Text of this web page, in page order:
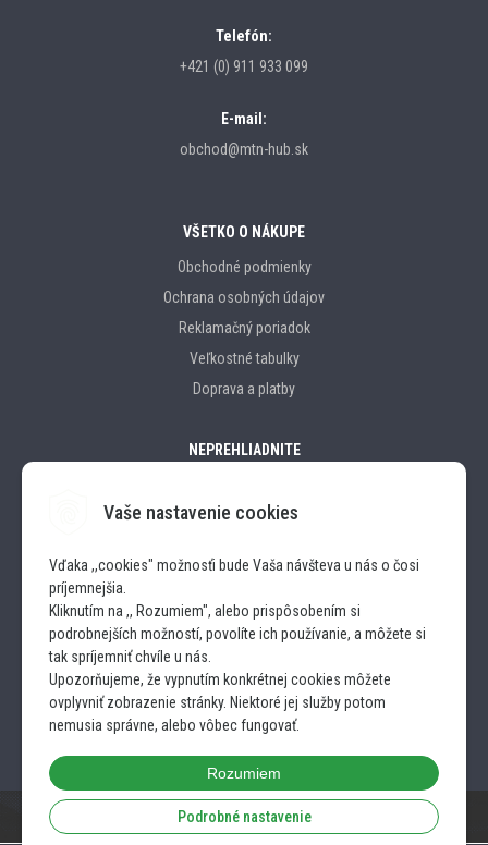
Vaše nastavenie cookies
Vďaka ,,cookies" možnosťi bude Vaša návšteva u nás o čosi
príjemnejšia.
Kliknutím na ,, Rozumiem", alebo prispôsobením si
podrobnejších možností, povolíte ich používanie, a môžete si
tak spríjemniť chvíle u nás.
Upozorňujeme, že vypnutím konkrétnej cookies môžete
ovplyvniť zobrazenie stránky. Niektoré jej služby potom
nemusia správne, alebo vôbec fungovať.
Rozumiem
Podrobné nastavenie
Telefón:
+421 (0) 911 933 099
E-mail:
obchod@mtn-hub.sk
VŠETKO O NÁKUPE
Obchodné podmienky
Ochrana osobných údajov
Reklamačný poriadok
Veľkostné tabulky
Doprava a platby
NEPREHLIADNITE
INSTAGRAM
FACEBOOK